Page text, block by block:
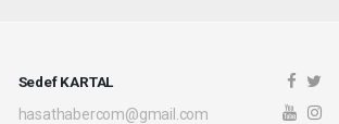
Sedef KARTAL
hasathabercom@gmail.com